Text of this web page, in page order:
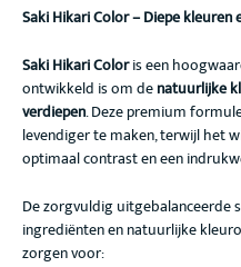
Saki Hikari Color – Diepe
Saki Hikari Coloris een
ontwikkeld is om denatuurlijke
verdiepen. Deze premium
levendiger te maken, terwijl het
optimaal contrast en een
De zorgvuldig
ingrediënten en natuurlijke
zorgen voor: